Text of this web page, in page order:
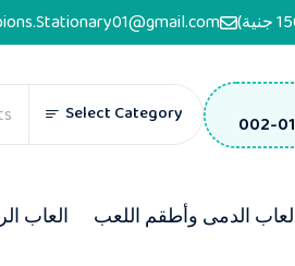
002-
Select Category
الدمى وأطقم اللعب العاب